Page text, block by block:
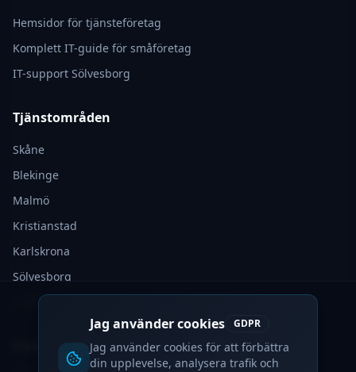
Hemsidor för tjänsteföretag
Komplett IT-guide för småföretag
IT-support Sölvesborg
Tjänstområden
Skåne
Blekinge
Malmö
Kristianstad
Karlskrona
Sölvesborg
+ Globalt
Jag använder cookies GDPR
Jag använder cookies för att förbättra
din upplevelse, analysera trafik och